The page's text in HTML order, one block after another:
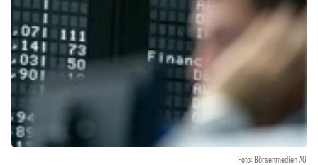
Foto: Börsenmedien AG